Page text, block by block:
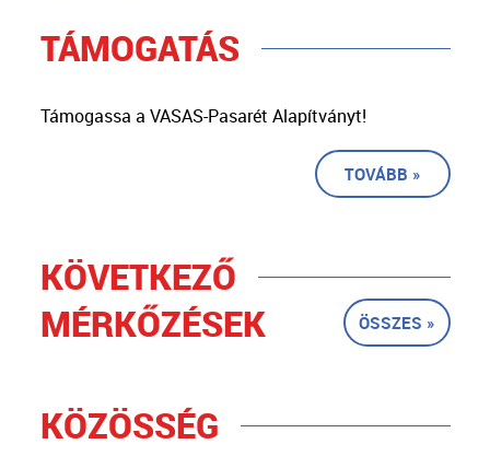
TÁMOGATÁS
Támogassa a VASAS-Pasarét Alapítványt!
TOVÁBB »
KÖVETKEZŐ
MÉRKŐZÉSEK
ÖSSZES »
KÖZÖSSÉG